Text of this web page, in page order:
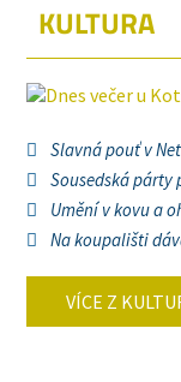
KULTURA
Slavná pouť v
Sousedská
Umění v kovu a
Na koupališti
VÍCE Z